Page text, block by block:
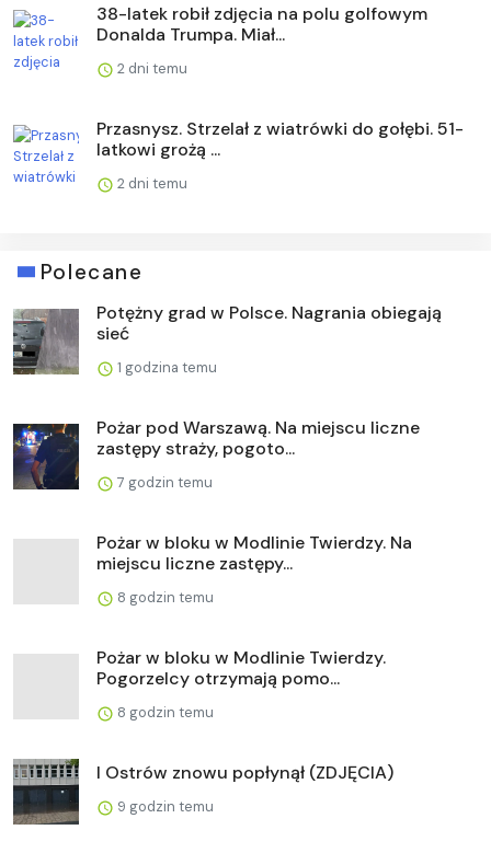
38-latek robił zdjęcia na polu golfowym
Donalda Trumpa. Miał...
2 dni temu
Przasnysz. Strzelał z wiatrówki do gołębi. 51-
latkowi grożą ...
2 dni temu
Polecane
Potężny grad w Polsce. Nagrania obiegają
sieć
1 godzina temu
Pożar pod Warszawą. Na miejscu liczne
zastępy straży, pogoto...
7 godzin temu
Pożar w bloku w Modlinie Twierdzy. Na
miejscu liczne zastępy...
8 godzin temu
Pożar w bloku w Modlinie Twierdzy.
Pogorzelcy otrzymają pomo...
8 godzin temu
I Ostrów znowu popłynął (ZDJĘCIA)
9 godzin temu